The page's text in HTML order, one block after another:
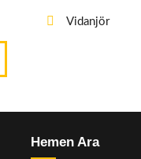
Vidanjör
Hemen Ara